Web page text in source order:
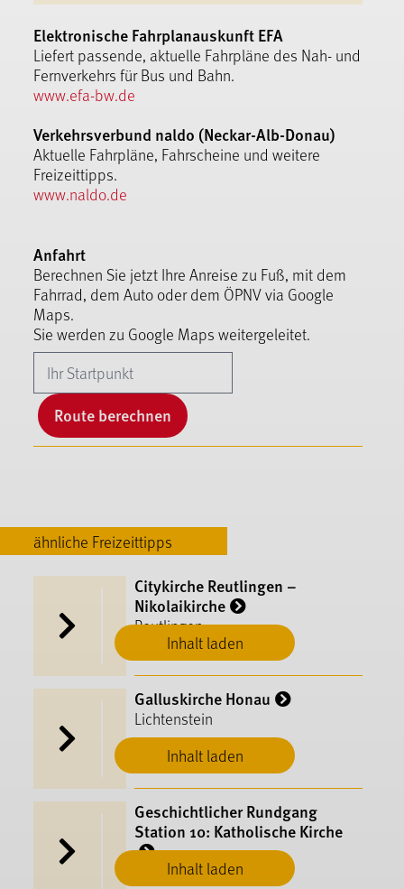
Elektronische Fahrplanauskunft EFA
Liefert passende, aktuelle Fahrpläne des Nah- und
Fernverkehrs für Bus und Bahn.
www.efa-bw.de
Verkehrsverbund naldo (Neckar-Alb-Donau)
Aktuelle Fahrpläne, Fahrscheine und weitere
Freizeittipps.
www.naldo.de
Anfahrt
Berechnen Sie jetzt Ihre Anreise zu Fuß, mit dem
Fahrrad, dem Auto oder dem ÖPNV via Google
Maps.
Sie werden zu Google Maps weitergeleitet.
Route berechnen
ähnliche Freizeittipps
Inhalt laden
Citykirche Reutlingen –
Nikolaikirche
Reutlingen
Inhalt laden
Galluskirche Honau
Lichtenstein
Inhalt laden
Geschichtlicher Rundgang
Station 10: Katholische Kirche
Münsingen